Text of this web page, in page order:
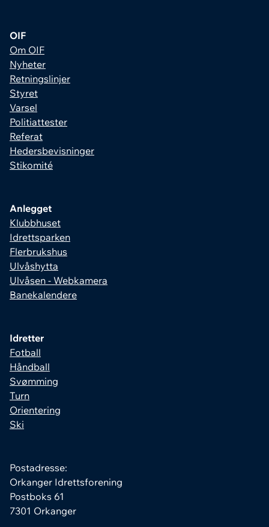
OIF
Om OIF
Nyheter
Retningslinjer
Styret
Varsel
Politiattester
Referat
Hedersbevisninger
Stikomité
Anlegget
Klubbhuset
Idrettsparken
Flerbrukshus
Ulvåshytta
Ulvåsen - Webkamera
Banekalendere
Idretter
Fotball
Håndball
Svømming
Turn
Orientering
Ski
Postadresse:
Orkanger Idrettsforening
Postboks 61
7301 Orkanger